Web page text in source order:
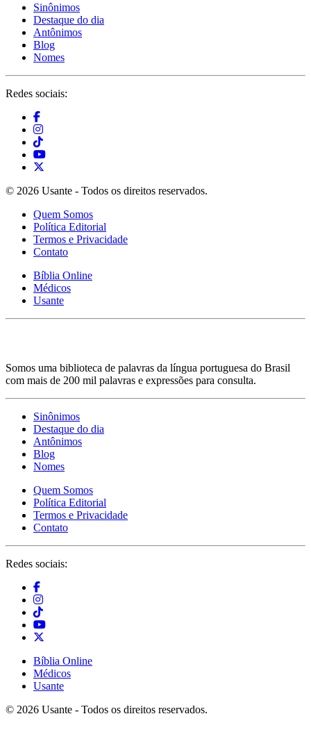
Sinônimos
Destaque do dia
Antônimos
Blog
Nomes
Redes sociais:
© 2026 Usante - Todos os direitos reservados.
Quem Somos
Política Editorial
Termos e Privacidade
Contato
Bíblia Online
Médicos
Usante
Somos uma biblioteca de palavras da língua portuguesa do Brasil
com mais de 200 mil palavras e expressões para consulta.
Sinônimos
Destaque do dia
Antônimos
Blog
Nomes
Quem Somos
Política Editorial
Termos e Privacidade
Contato
Redes sociais:
Bíblia Online
Médicos
Usante
© 2026 Usante - Todos os direitos reservados.